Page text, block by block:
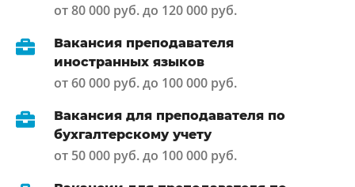
от 80 000 руб. до 120 000 руб.
Вакансия преподавателя
иностранных языков
от 60 000 руб. до 100 000 руб.
Вакансия для преподавателя по
бухгалтерскому учету
от 50 000 руб. до 100 000 руб.